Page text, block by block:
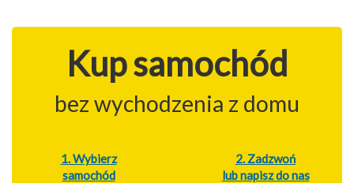
Kup samochód
bez wychodzenia z domu
1. Wybierz
samochód
2. Zadzwoń
lub napisz do nas